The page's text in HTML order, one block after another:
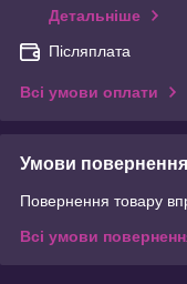
Детальніше
Післяплата
Всі умови оплати
Умови повернення
Повернення товару
Всі умови